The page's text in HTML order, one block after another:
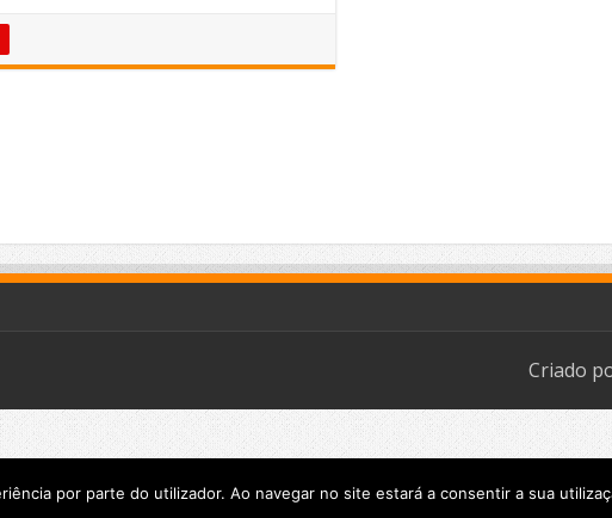
Criado
por parte do utilizador. Ao navegar no site estará a consentir a sua